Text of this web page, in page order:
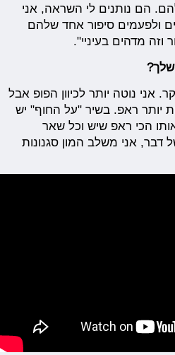
הם נותנים לי השראה, אני
ולפעמים סיפור אחד שלהם
וזה מדהים בעיניי".
שלך?
אני נוטה יותר לכיוון הפופ אבל
יותר ראפ. בשיר "על החוף" יש
הכי ראפ שיש וכל שאר
דבר, אני משלב המון סגנונות